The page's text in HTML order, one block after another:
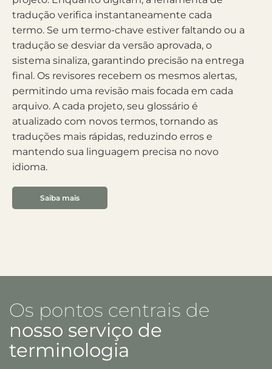
tradução verifica instantaneamente cada
termo. Se um termo-chave estiver faltando ou a
tradução se desviar da versão aprovada, o
sistema sinaliza, garantindo precisão na entrega
final. Os revisores recebem os mesmos alertas,
permitindo uma revisão mais focada em cada
arquivo. A cada projeto, seu glossário é
atualizado com novos termos, tornando as
traduções mais rápidas, reduzindo erros e
mantendo sua linguagem precisa no novo
idioma.
Saiba mais
Os pontos centrais de
nosso serviço de
terminologia